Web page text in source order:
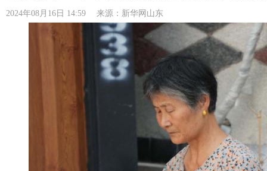
2024年08月16日 14:59 来源： 新华网山东